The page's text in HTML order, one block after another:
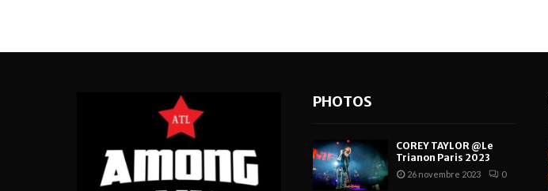
PHOTOS
COREY TAYLOR @Le
Trianon Paris 2023
26 novembre 2023 0